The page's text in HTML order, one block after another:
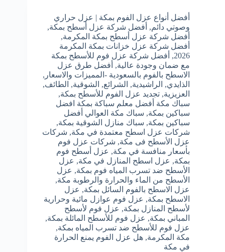
أفضل أنواع عزل الفوم بمكة | عزل حراري
وصوتي دائم, أفضل شركة عزل أسطح بمكة,
أفضل شركة عزل أسطح بمكة المكرمة,
أفضل شركة عزل خزانات بمكة المكرمة
2026
, أفضل شركة عزل فوم للأسطح بمكة
مع ضمان وجودة عالية, أفضل طرق عزل
الاسطح بالفوم بالسعودية -المميزات والاسعار ,
الذايدي, الراشيدية, الشرائع, الشوقية, الطائف,
العزيزية, تجديد عزل الفوم للأسطح بمكة,
سباك مكة أفضل معلم سباكة بمكة افضل
سباكين بمكة, سباك مكة العوالي أفضل
سباكين بمكة, سباك منازل الشوقية بمكة,
شركات عزل اسطح معتمدة في مكة, شركات
عزل الأسطح فى مكة, شركات عزل فوم
بأسعار منافسة في مكة, عزل أسطح فوم
بمكة, عزل اسطح المنازل في مكة, عزل
الأسطح ضد تسرب المياه فوم بمكة, عزل
الأسطح من الماء والحرارة والرطوبة مكة,
عزل الاسطح بالفوم السائل بمكة, عزل
الاسطح بمكة, عزل فوم عوازل مائية وحرارية
لأسطح المنازل بمكة, عزل فوم لأسطح
المباني بمكة, عزل فوم للأسطح المائلة بمكة,
عزل فوم للأسطح ضد تسرب المياه بمكة,
مكة المكرمة, هل عزل الفوم يمنع الحرارة
في مكة